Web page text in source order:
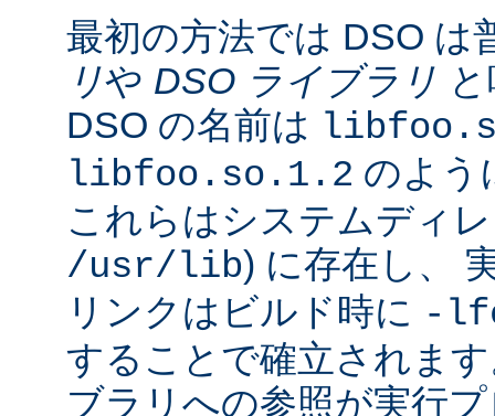
最初の方法では DSO は
リや DSO ライブラリ
DSO の名前は
libfoo.so.1.2 のよう
これらはシステムディ
/usr/lib) に存在し、
リンクはビルド時に -
することで確立されま
ブラリへの参照が実行